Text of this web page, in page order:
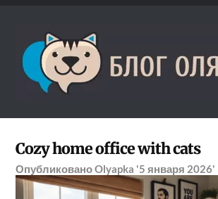
Cozy home office with cats
ОпубликованоOlyapka '5 января 2026'